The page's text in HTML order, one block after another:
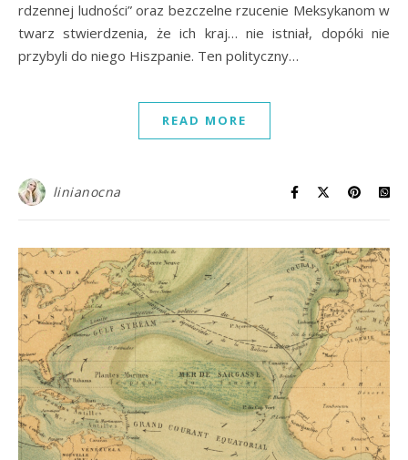
rdzennej ludności” oraz bezczelne rzucenie Meksykanom w
twarz stwierdzenia, że ich kraj… nie istniał, dopóki nie
przybyli do niego Hiszpanie. Ten polityczny…
READ MORE
linianocna